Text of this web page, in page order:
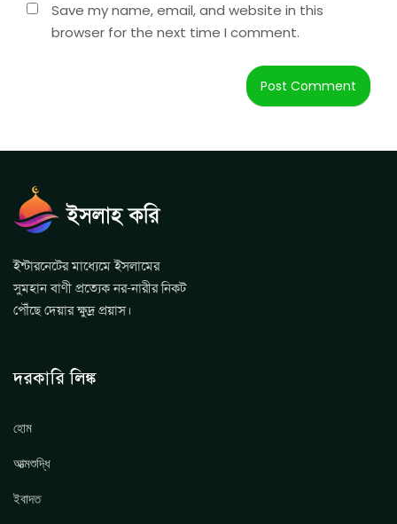
Save my name, email, and website in this
browser for the next time I comment.
ইন্টারনেটের মাধ্যেমে ইসলামের
সুমহান বাণী প্রত্যেক নর-নারীর নিকট
পৌঁছে দেয়ার ক্ষুদ্র প্রয়াস।
দরকারি লিঙ্ক
হোম
আত্মশুদ্ধি
ইবাদত